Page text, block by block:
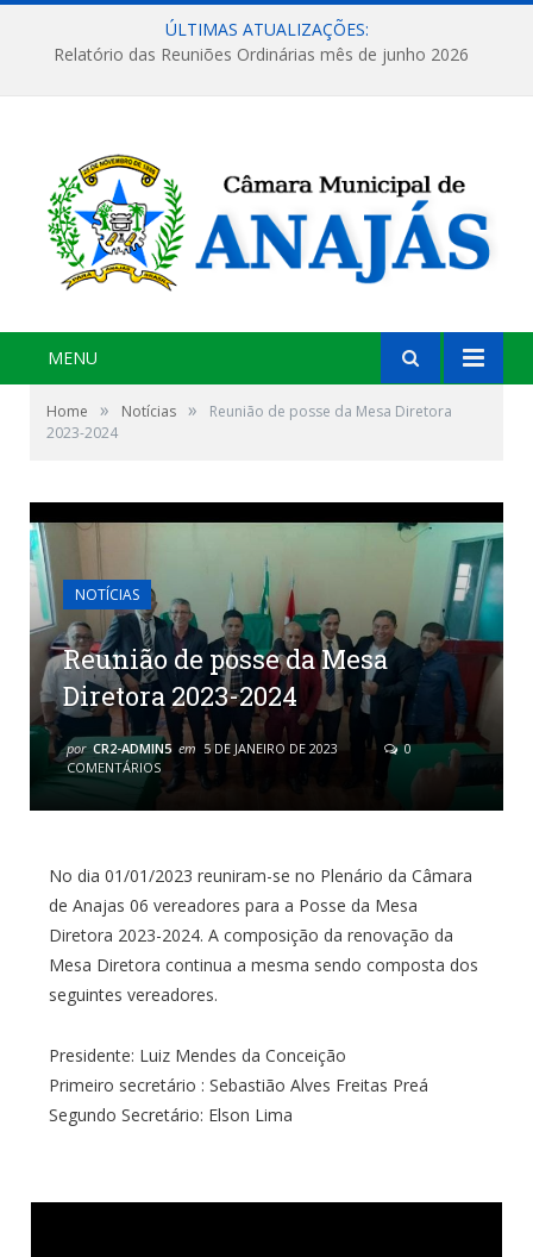
ÚLTIMAS ATUALIZAÇÕES:
Relatório das Reuniões Ordinárias mês de junho 2026
MENU
Home » Notícias »
Reunião de posse da Mesa Diretora
2023-2024
NOTÍCIAS
Reunião de posse da Mesa
Diretora 2023-2024
por CR2-ADMIN5 em 5 DE JANEIRO DE 2023
0
COMENTÁRIOS
No dia 01/01/2023 reuniram-se no Plenário da Câmara
de Anajas 06 vereadores para a Posse da Mesa
Diretora 2023-2024. A composição da renovação da
Mesa Diretora continua a mesma sendo composta dos
seguintes vereadores.
Presidente: Luiz Mendes da Conceição
Primeiro secretário : Sebastião Alves Freitas Preá
Segundo Secretário: Elson Lima